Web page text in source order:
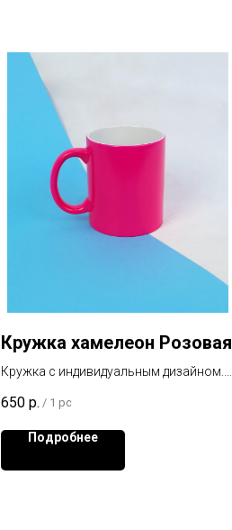
Кружка хамелеон Розовая
Кружка с индивидуальным дизайном.
650 р. / 1 pc
Подробнее